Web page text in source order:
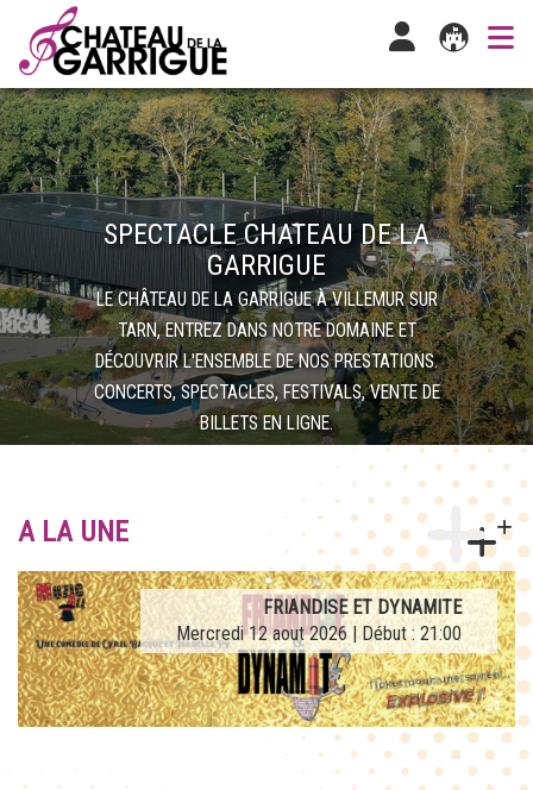
SPECTACLE CHATEAU DE LA
GARRIGUE
LE CHÂTEAU DE LA GARRIGUE À VILLEMUR SUR
TARN, ENTREZ DANS NOTRE DOMAINE ET
DÉCOUVRIR L'ENSEMBLE DE NOS PRESTATIONS.
CONCERTS, SPECTACLES, FESTIVALS, VENTE DE
BILLETS EN LIGNE.
A LA UNE
FRIANDISE ET DYNAMITE
Mercredi 12 aout 2026 | Début : 21:00
AFTERWORK TRIBUTE LA FRENCH TEUF
Jeudi 27 aout 2026 | Début : 21:00